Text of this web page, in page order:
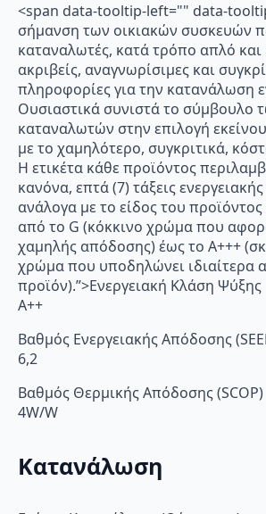
<span data-tooltip-left="" data-
σήμανση των οικιακών συσκευών
καταναλωτές, κατά τρόπο απλό και
ακριβείς, αναγνωρίσιμες και
πληροφορίες για την κατανάλωση
Ουσιαστικά συνιστά το σύμβουλο
καταναλωτών στην επιλογή
με το χαμηλότερο, συγκριτικά,
Η ετικέτα κάθε προϊόντος
κανόνα, επτά (7) τάξεις
ανάλογα με το είδος του
από το G (κόκκινο χρώμα που
χαμηλής απόδοσης) έως το Α+++
χρώμα που υποδηλώνει ιδιαίτερα
προϊόν).”>Ενεργειακή Κλάση Ψύξης
A++
Βαθμός Ενεργειακής Απόδοσης
6,2
Βαθμός Θερμικής Απόδοσης (SCOP)
4W/W
Κατανάλωση